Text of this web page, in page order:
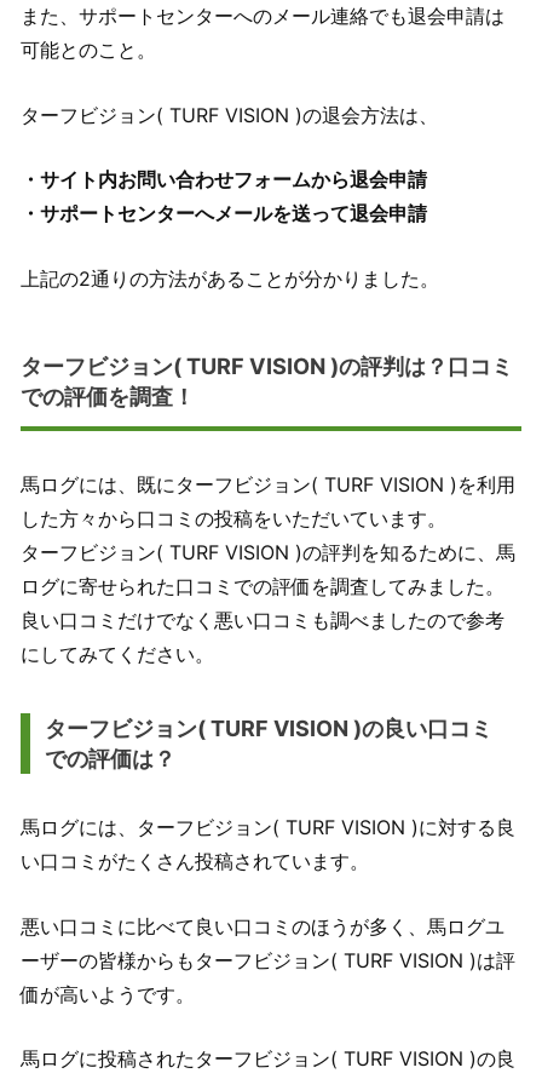
また、サポートセンターへのメール連絡でも退会申請は
可能とのこと。
ターフビジョン( TURF VISION )の退会方法は、
・サイト内お問い合わせフォームから退会申請
・サポートセンターへメールを送って退会申請
上記の2通りの方法があることが分かりました。
ターフビジョン( TURF VISION )の評判は？口コミ
での評価を調査！
馬ログには、既にターフビジョン( TURF VISION )を利用
した方々から口コミの投稿をいただいています。
ターフビジョン( TURF VISION )の評判を知るために、馬
ログに寄せられた口コミでの評価を調査してみました。
良い口コミだけでなく悪い口コミも調べましたので参考
にしてみてください。
ターフビジョン( TURF VISION )の良い口コミ
での評価は？
馬ログには、ターフビジョン( TURF VISION )に対する良
い口コミがたくさん投稿されています。
悪い口コミに比べて良い口コミのほうが多く、馬ログユ
ーザーの皆様からもターフビジョン( TURF VISION )は評
価が高いようです。
馬ログに投稿されたターフビジョン( TURF VISION )の良